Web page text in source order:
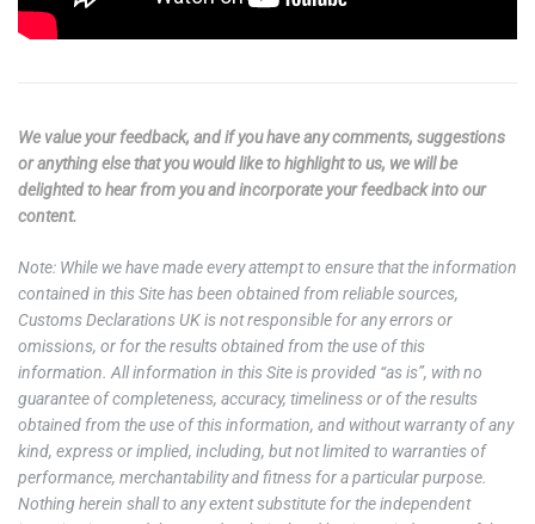
We value your feedback, and if you have any comments, suggestions
or anything else that you would like to highlight to us, we will be
delighted to hear from you and incorporate your feedback into our
content.
Note: While we have made every attempt to ensure that the information
contained in this Site has been obtained from reliable sources,
Customs Declarations UK is not responsible for any errors or
omissions, or for the results obtained from the use of this
information. All information in this Site is provided “as is”, with no
guarantee of completeness, accuracy, timeliness or of the results
obtained from the use of this information, and without warranty of any
kind, express or implied, including, but not limited to warranties of
performance, merchantability and fitness for a particular purpose.
Nothing herein shall to any extent substitute for the independent